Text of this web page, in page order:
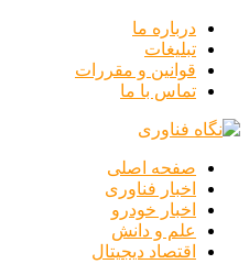
درباره ما
تبلیغات
قوانین و مقررات
تماس با ما
صفحه اصلی
اخبار فناوری
اخبار خودرو
علم و دانش
اقتصاد دیجیتال